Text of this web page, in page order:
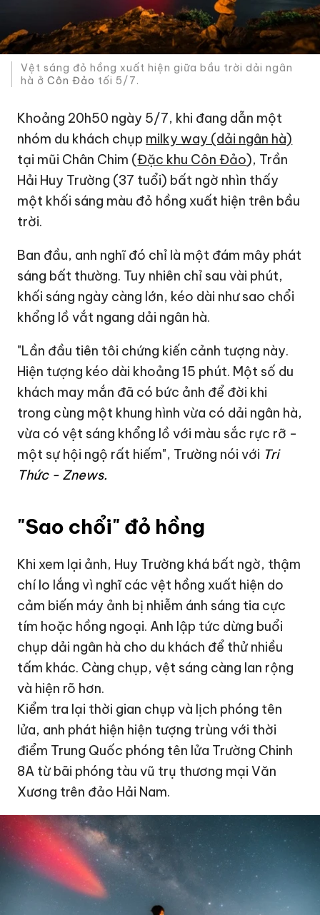
Vệt sáng đỏ hồng xuất hiện giữa bầu trời dải ngân
hà ởCôn Đảo tối 5/7.
Khoảng 20h50 ngày 5/7, khi đang dẫn một
nhóm du khách chụp milky way (dải ngân hà)
tại mũi Chân Chim (Đặc khu Côn Đảo), Trần
Hải Huy Trường (37 tuổi) bất ngờ nhìn thấy
một khối sáng màu đỏ hồng xuất hiện trên bầu
trời.
Ban đầu, anh nghĩ đó chỉ là một đám mây phát
sáng bất thường. Tuy nhiên chỉ sau vài phút,
khối sáng ngày càng lớn, kéo dài như sao chổi
khổng lồ vắt ngang dải ngân hà.
"Lần đầu tiên tôi chứng kiến cảnh tượng này.
Hiện tượng kéo dài khoảng 15 phút. Một số du
khách may mắn đã có bức ảnh để đời khi
trong cùng một khung hình vừa có dải ngân hà,
vừa có vệt sáng khổng lồ với màu sắc rực rỡ -
một sự hội ngộ rất hiếm", Trường nói với Tri
Thức - Znews.
"Sao chổi" đỏ hồng
Khi xem lại ảnh, Huy Trường khá bất ngờ, thậm
chí lo lắng vì nghĩ các vệt hồng xuất hiện do
cảm biến máy ảnh bị nhiễm ánh sáng tia cực
tím hoặc hồng ngoại. Anh lập tức dừng buổi
chụp dải ngân hà cho du khách để thử nhiều
tấm khác. Càng chụp, vệt sáng càng lan rộng
và hiện rõ hơn.
Kiểm tra lại thời gian chụp và lịch phóng tên
lửa, anh phát hiện hiện tượng trùng với thời
điểm Trung Quốc phóng tên lửa Trường Chinh
8A từ bãi phóng tàu vũ trụ thương mại Văn
Xương trên đảo Hải Nam.